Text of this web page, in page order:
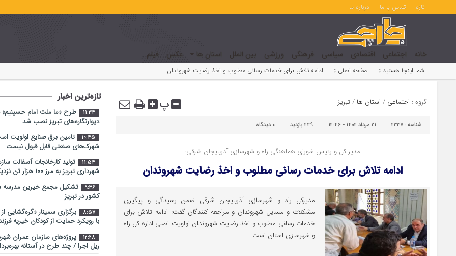
تازه تماس با ما درباره ما
خانه اجتماعی اقتصادی سیاسی فرهنگی ورزشی بین الملل استان ها عکس فیلم
شما اینجا هستید » صفحه اصلی » ادامه تلاش برای خدمات رسانی مطلوب و اخذ رضایت شهروندان
گروه : اجتماعی / استان ها /تبریز پ
شناسه : 2337 21 مرداد 1402 - 12:46 249 بازدید ۰ دیدگاه
مدیر کل و رئیس شورای هماهنگی راه و شهرسازی آذربایجان شرقی:
ادامه تلاش برای خدمات رسانی مطلوب و اخذ رضایت شهروندان
مدیرکل راه و شهرسازی آذربایجان شرقی ضمن رسیدگی و پیگیری
مشکلات و مسایل شهروندان و مراجعه کنندگان گفت: ادامه تلاش برای
خدمات رسانی مطلوب و اخذ رضایت شهروندان اولویت اصلی اداره کل راه
و شهرسازی استان است.
تازه‌ترین اخبار
11:34
طرح «ما ملت امام حسینیم»
دیوارنگاره‌های تبریز نصب شد
10:45
تامین برق صنایع اولویت
شهرک‌های صنعتی قابل قبول نیست
11:54
تولید کارخانجات آسفالت
شهرداری تبریز به مرز ۱۰۰ هزار تن نزدیک شد
9:36
تشکیل مجمع خیرین مدرسه
کشور در تبریز
8:57
برگزاری سمینار «گره‌گشایی
با رویکرد حمایت از کودکان خیریه
12:28
پروژه‌های سازمان عمران
ریل اجرا / چند طرح در آستانه